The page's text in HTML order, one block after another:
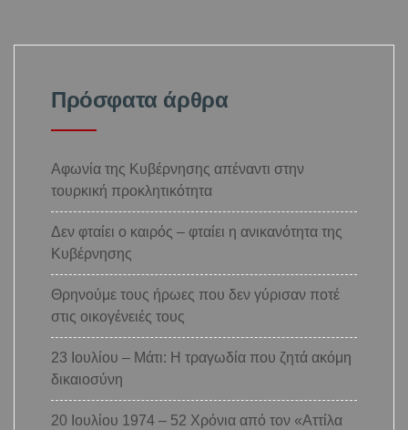
Πρόσφατα άρθρα
Αφωνία της Κυβέρνησης απέναντι στην
τουρκική προκλητικότητα
Δεν φταίει ο καιρός – φταίει η ανικανότητα της
Κυβέρνησης
Θρηνούμε τους ήρωες που δεν γύρισαν ποτέ
στις οικογένειές τους
23 Ιουλίου – Μάτι: Η τραγωδία που ζητά ακόμη
δικαιοσύνη
20 Ιουλίου 1974 – 52 Χρόνια από τον «Αττίλα